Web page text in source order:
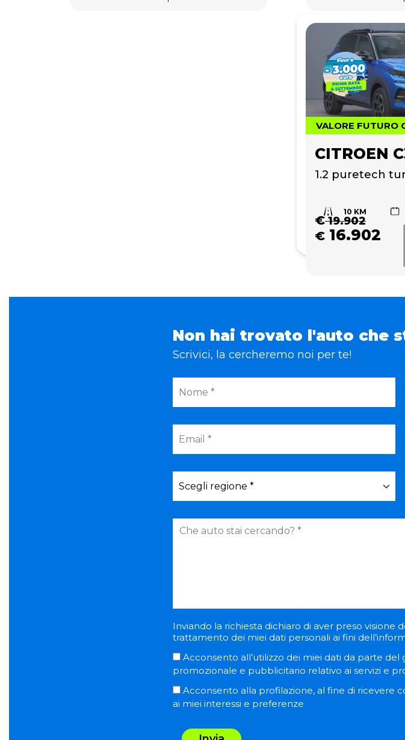
VALORE FUTURO
CITROEN
1.2 puretech
10 KM
€19.902
€ 16.902
Non hai trovato l'auto che
Scrivici, la cercheremo noi per te!
Inviando la richiesta dichiaro di aver preso visione
trattamento dei miei dati personali ai fini
Acconsento all’utilizzo dei miei dati da parte
promozionale e pubblicitario relativo ai servizi e
Acconsento alla profilazione, al fine di ricevere
ai miei interessi e preferenze